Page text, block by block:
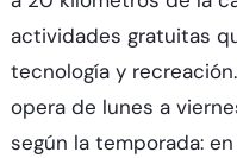
actividades gratuitas
tecnología y
opera de lunes a
según la temporada: